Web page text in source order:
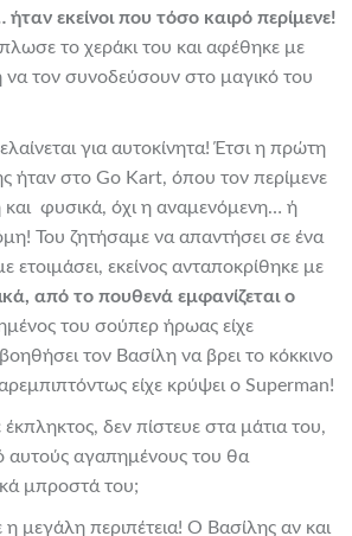
εκείνοι που τόσο καιρό περίμενε!
το χεράκι του και αφέθηκε με
τον συνοδεύσουν στο μαγικό του
για αυτοκίνητα! Έτσι η πρώτη
ήταν στο Go Kart, όπου τον περίμενε
και φυσικά, όχι η αναμενόμενη… ή
Του ζητήσαμε να απαντήσει σε ένα
ετοιμάσει, εκείνος ανταποκρίθηκε με
από το πουθενά εμφανίζεται ο
του σούπερ ήρωας είχε
τον Βασίλη να βρει το κόκκινο
είχε κρύψει ο Superman!
δεν πίστευε στα μάτια του,
αυτούς αγαπημένους του θα
μπροστά του;
η μεγάλη περιπέτεια! Ο Βασίλης αν και